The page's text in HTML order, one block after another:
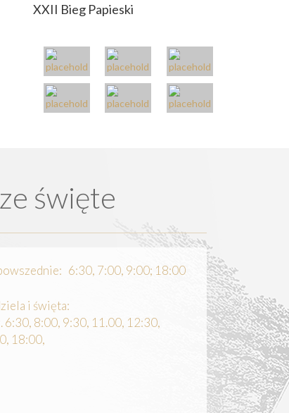
XXII Bieg Papieski
święte
6:30, 7:00, 9:00; 18:00
i święta:
6:30, 8:00, 9:30, 11.00, 12:30,
18:00,